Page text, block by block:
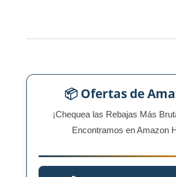
📦 Ofertas de
¡Chequea las Rebajas Más
Encontramos en Amazon